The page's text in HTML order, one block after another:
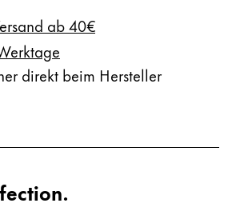
Länder mit den Sprachen,
ab 40€
direkt beim Hersteller